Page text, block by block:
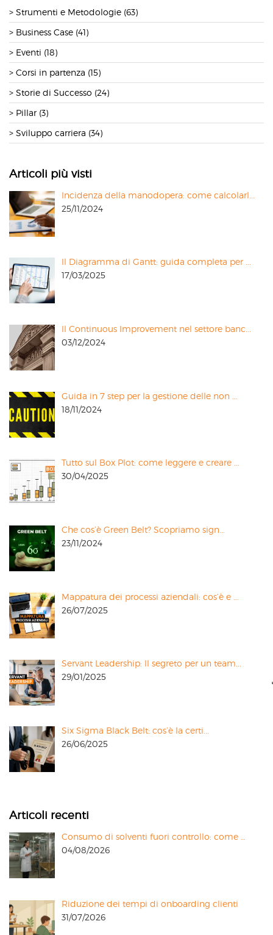
Strumenti e Metodologie (63)
Business Case (41)
Eventi (18)
Corsi in partenza (15)
Storie di Successo (24)
Pillar (3)
Sviluppo carriera (34)
Articoli più visti
Incidenza della manodopera: come calcolarl...
25/11/2024
Il Diagramma di Gantt: guida completa per ...
17/03/2025
Il Continuous Improvement nel settore banc...
03/12/2024
Guida in 7 step per la gestione delle non ...
18/11/2024
Tutto sul Box Plot: come leggere e creare ...
30/04/2025
Che cos’è Green Belt? Scopriamo sign...
23/11/2024
Mappatura dei processi aziendali: cos’è e ...
26/07/2025
Servant Leadership: Il segreto per un team...
29/01/2025
Six Sigma Black Belt: cos’è la certi...
26/06/2025
Articoli recenti
Consumo di solventi fuori controllo: come …
04/08/2026
Riduzione dei tempi di onboarding clienti
31/07/2026